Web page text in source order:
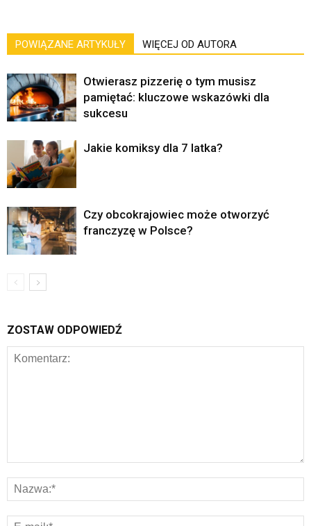
POWIĄZANE ARTYKUŁY WIĘCEJ OD AUTORA
Otwierasz pizzerię o tym musisz
pamiętać: kluczowe wskazówki dla
sukcesu
Jakie komiksy dla 7 latka?
Czy obcokrajowiec może otworzyć
franczyzę w Polsce?
ZOSTAW ODPOWIEDŹ